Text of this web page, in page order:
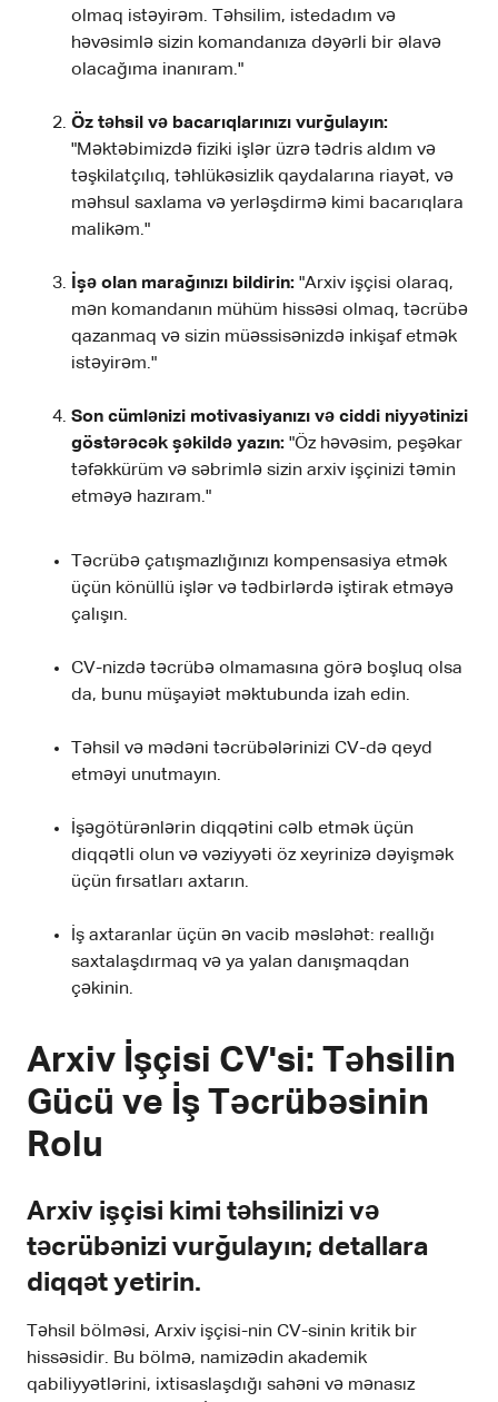
olmaq istəyirəm. Təhsilim, istedadım və
həvəsimlə sizin komandanıza dəyərli bir əlavə
olacağıma inanıram."
Öz təhsil və bacarıqlarınızı vurğulayın:
"Məktəbimizdə fiziki işlər üzrə tədris aldım və
təşkilatçılıq, təhlükəsizlik qaydalarına riayət, və
məhsul saxlama və yerləşdirmə kimi bacarıqlara
malikəm."
İşə olan marağınızı bildirin: "Arxiv işçisi olaraq,
mən komandanın mühüm hissəsi olmaq, təcrübə
qazanmaq və sizin müəssisənizdə inkişaf etmək
istəyirəm."
Son cümlənizi motivasiyanızı və ciddi niyyətinizi
göstərəcək şəkildə yazın: "Öz həvəsim, peşəkar
təfəkkürüm və səbrimlə sizin arxiv işçinizi təmin
etməyə hazıram."
Təcrübə çatışmazlığınızı kompensasiya etmək
üçün könüllü işlər və tədbirlərdə iştirak etməyə
çalışın.
CV-nizdə təcrübə olmamasına görə boşluq olsa
da, bunu müşayiət məktubunda izah edin.
Təhsil və mədəni təcrübələrinizi CV-də qeyd
etməyi unutmayın.
İşəgötürənlərin diqqətini cəlb etmək üçün
diqqətli olun və vəziyyəti öz xeyrinizə dəyişmək
üçün fırsatları axtarın.
İş axtaranlar üçün ən vacib məsləhət: reallığı
saxtalaşdırmaq və ya yalan danışmaqdan
çəkinin.
Arxiv İşçisi CV'si: Təhsilin
Gücü ve İş Təcrübəsinin
Rolu
Arxiv işçisi kimi təhsilinizi və
təcrübənizi vurğulayın; detallara
diqqət yetirin.
Təhsil bölməsi, Arxiv işçisi-nin CV-sinin kritik bir
hissəsidir. Bu bölmə, namizədin akademik
qabiliyyətlərini, ixtisaslaşdığı sahəni və mənasız